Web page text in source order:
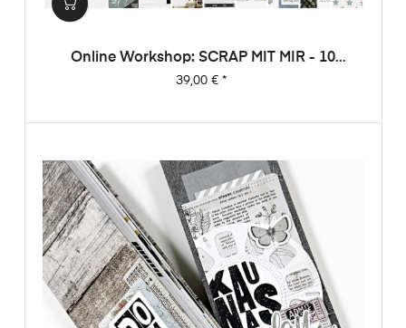
Online Workshop: SCRAP MIT MIR - 10
Sketche, 20 Layouts, Unendlich Viel
Preis
39,00 €*